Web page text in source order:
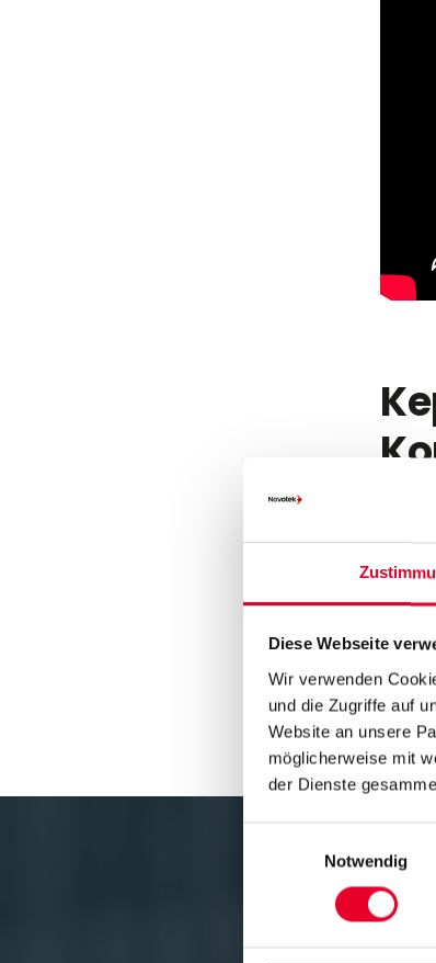
Diese Webseite
Wir verwenden
und die Zugriffe auf
Website an unsere
möglicherweise mit
der Dienste
Notwendig
MES/
und